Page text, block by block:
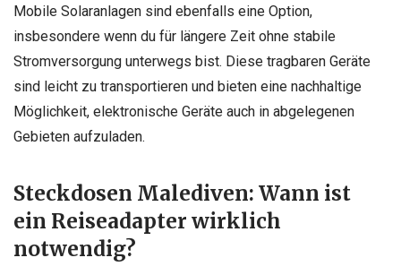
Mobile Solaranlagen sind ebenfalls eine Option,
insbesondere wenn du für längere Zeit ohne stabile
Stromversorgung unterwegs bist. Diese tragbaren Geräte
sind leicht zu transportieren und bieten eine nachhaltige
Möglichkeit, elektronische Geräte auch in abgelegenen
Gebieten aufzuladen.
Steckdosen Malediven: Wann ist
ein Reiseadapter wirklich
notwendig?